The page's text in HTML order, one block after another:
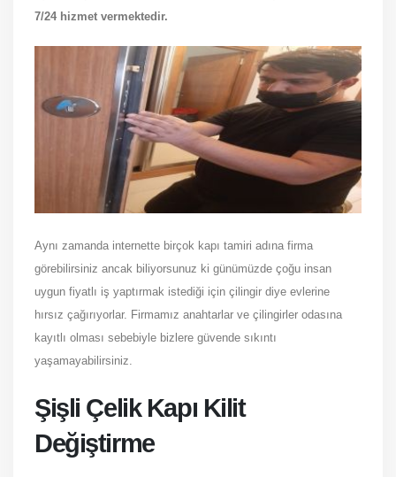
7/24 hizmet vermektedir.
Aynı zamanda internette birçok kapı tamiri adına firma
görebilirsiniz ancak biliyorsunuz ki günümüzde çoğu insan
uygun fiyatlı iş yaptırmak istediği için çilingir diye evlerine
hırsız çağırıyorlar. Firmamız anahtarlar ve çilingirler odasına
kayıtlı olması sebebiyle bizlere güvende sıkıntı
yaşamayabilirsiniz.
Şişli Çelik Kapı Kilit
Değiştirme